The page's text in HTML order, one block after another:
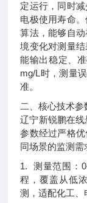
定运行，同时
电极使用寿命
算法，能够自
境变化对测量
能输出稳定、
mg/L时，测量
准。
二、核心技术参
辽宁新锐鹏在
参数经过严格
同场景的监测需
1. 测量范围：
程，覆盖从低
测，适配化工、